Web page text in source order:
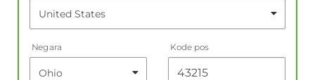
Negara Kode pos